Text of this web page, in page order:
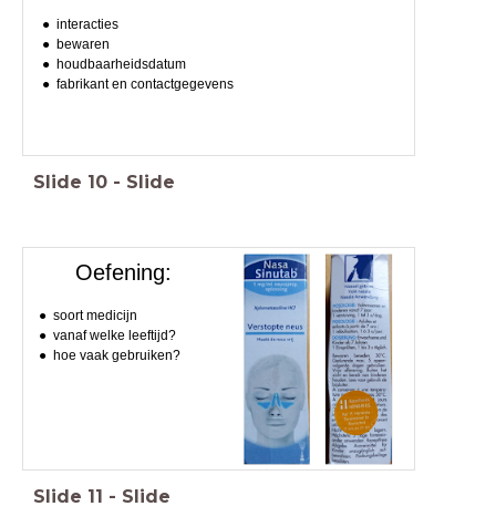
interacties
bewaren
houdbaarheidsdatum
fabrikant en contactgegevens
Slide 10 - Slide
Oefening:
soort medicijn
vanaf welke leeftijd?
hoe vaak gebruiken?
Slide 11 - Slide